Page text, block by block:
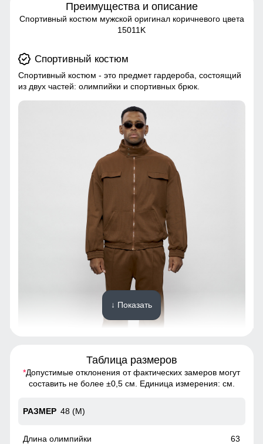
Преимущества и описание
Спортивный костюм мужской оригинал коричневого цвета
15011K
Спортивный костюм
Спортивный костюм - это предмет гардероба, состоящий
из двух частей: олимпийки и спортивных брюк.
Спортивный костюм - это предмет гардероба, состоящий
из двух частей: олимпийки и спортивных брюк.
Манжеты регулируемые
Фиксирующиеся манжеты в штанинах препятствуют
↓ Показать
Таблица размеров
*Допустимые отклонения от фактических замеров могут
составить не более ±0,5 см. Единица измерения: см.
48 (M)
63